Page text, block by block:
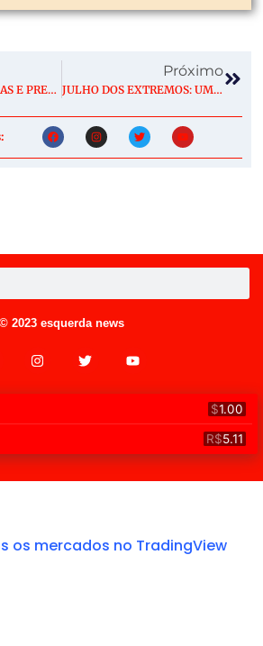
PEGADAS AMARELAS E PRETAS DA REDE BRASILEIRA DE TRILHAS CHEGAM NO MAIOR PARQUE DO PAÍS
Próximo
JULHO DOS EXTREMOS: UMA PEQUENA AMOSTRA DA INTENSIFICAÇÃO DO SUPER EL NIÑO EM IMAGENS
© 2023 esquerda news
os mercados no TradingView